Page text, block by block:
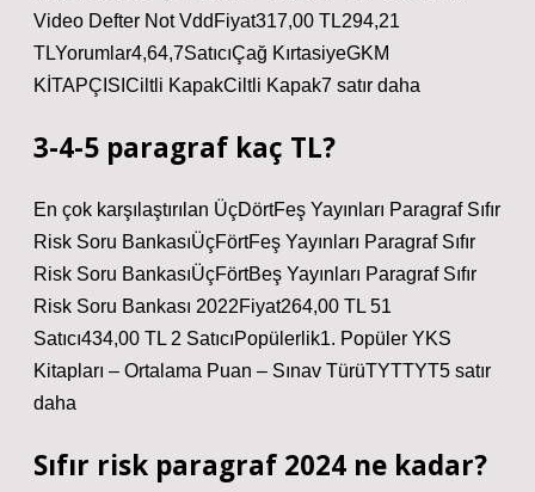
Video Defter Not VddFiyat317,00 TL294,21
TLYorumlar4,64,7SatıcıÇağ KırtasiyeGKM
KİTAPÇISICiltli KapakCiltli Kapak7 satır daha
3-4-5 paragraf kaç TL?
En çok karşılaştırılan ÜçDörtFeş Yayınları Paragraf Sıfır
Risk Soru BankasıÜçFörtFeş Yayınları Paragraf Sıfır
Risk Soru BankasıÜçFörtBeş Yayınları Paragraf Sıfır
Risk Soru Bankası 2022Fiyat264,00 TL 51
Satıcı434,00 TL 2 SatıcıPopülerlik1. Popüler YKS
Kitapları – Ortalama Puan – Sınav TürüTYTTYT5 satır
daha
Sıfır risk paragraf 2024 ne kadar?